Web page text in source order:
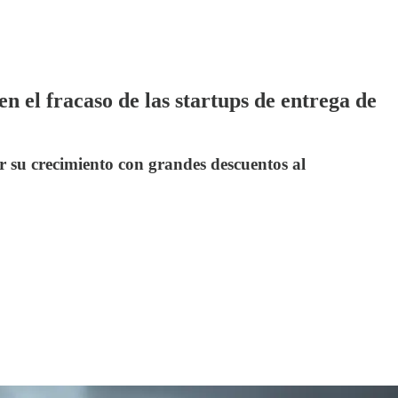
el fracaso de las startups de entrega de
crecimiento con grandes descuentos al